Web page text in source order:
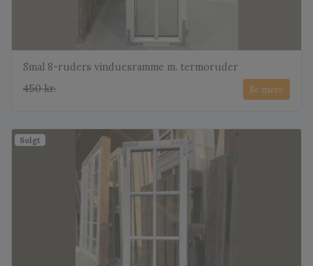
Smal 8-ruders vinduesramme m. termoruder
450 kr.
Se mere
Solgt